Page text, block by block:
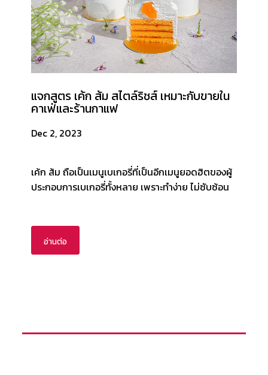
แจกสูตร เค้ก ส้ม สไตล์ริชส์ เหมาะกับขายใน
คาเฟ่และร้านกาแฟ
Dec 2, 2023
เค้ก ส้ม ถือเป็นเมนูเบเกอรี่ที่เป็นอีกเมนูยอดฮิตของผู้
ประกอบการเบเกอรี่ทั้งหลาย เพราะทำง่าย ไม่ซับซ้อน
อ่านต่อ